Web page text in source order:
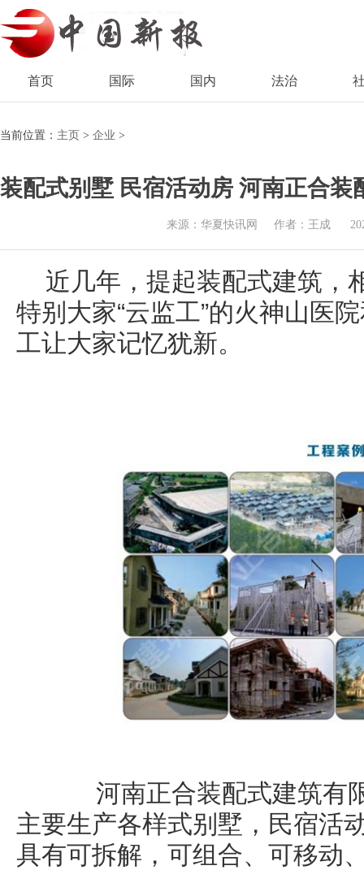
首页 国际 国内 法治
当前位置： 主页 > 企业 >
装配式别墅 民宿活动房 河南正合装
来源：华夏快讯网 作者：王成
近几年，提起装配式建筑，
特别大家“云监工”的火神山医
工让大家记忆犹新。
河南正合装配式建筑有
主要生产各样式别墅，民宿活
具有可拆解，可组合、可移动